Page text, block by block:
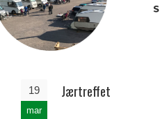
19
mar
Jærtreffet